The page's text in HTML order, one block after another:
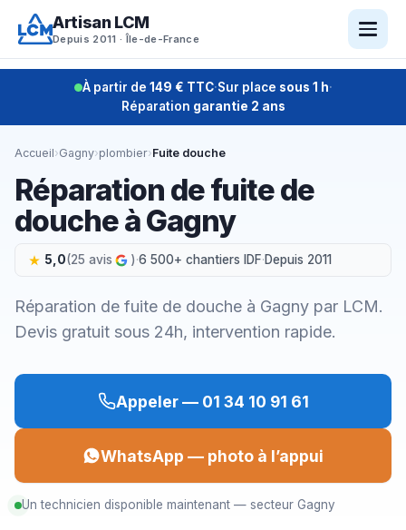
contenu
Artisan LCM
Depuis 2011 · Île-de-France
À partir de 149 € TTC·Sur place sous 1 h·
Réparation garantie 2 ans
Accueil›Gagny›plombier›Fuite douche
Réparation de fuite de
douche à Gagny
5,0(25 avis )·6 500+ chantiers IDF·Depuis 2011
Réparation de fuite de douche à Gagny par LCM.
Devis gratuit sous 24h, intervention rapide.
Appeler — 01 34 10 91 61
WhatsApp — photo à l’appui
Un technicien disponible maintenant — secteur Gagny